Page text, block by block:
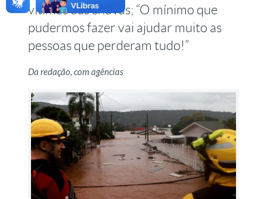
vítimas das chuvas; “O mínimo que
pudermos fazer vai ajudar muito as
pessoas que perderam tudo!”
Da redação, com agências